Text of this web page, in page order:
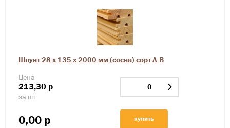
Шпунт 28 х 135 х 2000 мм (сосна) сорт А-В
Цена
213,30 р
за шт
0,00 р купить